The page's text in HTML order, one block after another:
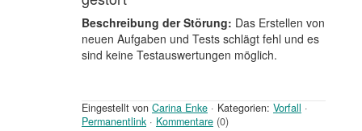
Beschreibung der Störung: Das Erstellen von
neuen Aufgaben und Tests schlägt fehl und es
sind keine Testauswertungen möglich.
Eingestellt von Carina Enke · Kategorien: Vorfall ·
Permanentlink · Kommentare (0)